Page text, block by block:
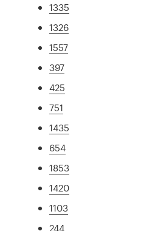
1335
1326
1557
397
425
751
1435
654
1853
1420
1103
244